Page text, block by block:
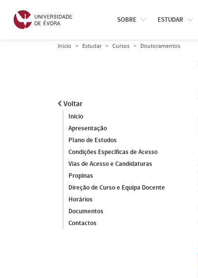
SOBRE ESTUDAR
Início Estudar Cursos Doutoramentos
Voltar
Início
Apresentação
Plano de Estudos
Condições Específicas de Acesso
Vias de Acesso e Candidaturas
Propinas
Direção de Curso e Equipa Docente
Horários
Documentos
Contactos